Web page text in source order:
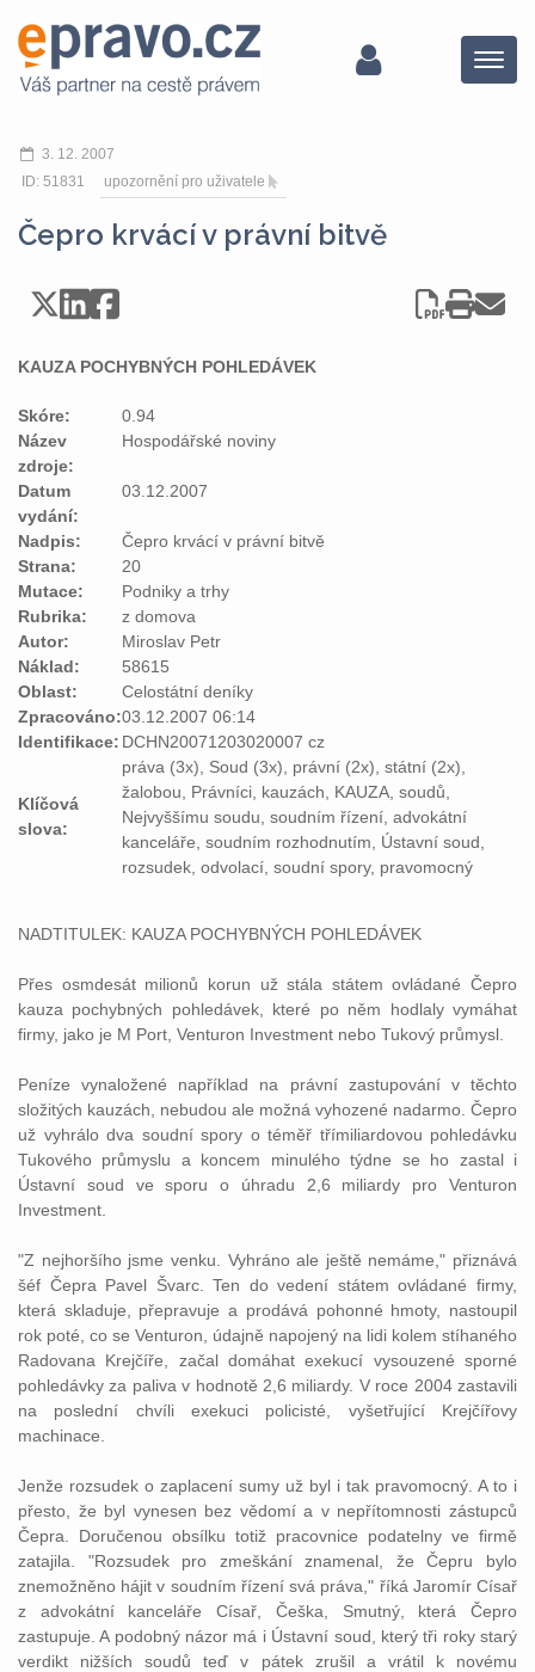
Menu
3. 12. 2007
ID: 51831
upozornění pro uživatele
Čepro krvácí v právní bitvě
KAUZA POCHYBNÝCH POHLEDÁVEK
Skóre:
0.94
Název
zdroje:
Hospodářské noviny
Datum
vydání:
03.12.2007
Nadpis:
Čepro krvácí v právní bitvě
Strana:
20
Mutace:
Podniky a trhy
Rubrika:
z domova
Autor:
Miroslav Petr
Náklad:
58615
Oblast:
Celostátní deníky
Zpracováno:03.12.2007 06:14
Identifikace: DCHN20071203020007 cz
Klíčová
slova:
práva (3x), Soud (3x), právní (2x), státní (2x),
žalobou, Právníci, kauzách, KAUZA, soudů,
Nejvyššímu soudu, soudním řízení, advokátní
kanceláře, soudním rozhodnutím, Ústavní soud,
rozsudek, odvolací, soudní spory, pravomocný
NADTITULEK: KAUZAPOCHYBNÝCH POHLEDÁVEK
Přes osmdesát milionů korun už stála státem ovládané Čepro
kauza pochybných pohledávek, které po něm hodlaly vymáhat
firmy, jako je M Port, Venturon Investment nebo Tukový průmysl.
Peníze vynaložené například na právnízastupování v těchto
složitých kauzách , nebudou ale možná vyhozené nadarmo. Čepro
už vyhrálo dva soudní spory o téměř třímiliardovou pohledávku
Tukového průmyslu a koncem minulého týdne se ho zastal i
Ústavní
soud ve sporu o úhradu 2,6 miliardy pro Venturon
Investment.
"Z nejhoršího jsme venku. Vyhráno ale ještě nemáme," přiznává
šéf Čepra Pavel Švarc. Ten do vedení státem ovládané firmy,
která skladuje, přepravuje a prodává pohonné hmoty, nastoupil
rok poté, co se Venturon, údajně napojený na lidi kolem stíhaného
Radovana Krejčíře, začal domáhat exekucí vysouzené sporné
pohledávky za paliva v hodnotě 2,6 miliardy. V roce 2004 zastavili
na poslední chvíli exekuci policisté, vyšetřující Krejčířovy
machinace.
Jenže rozsudek o zaplacení sumy už byl i tak pravomocný . A to i
přesto, že byl vynesen bez vědomí a v nepřítomnosti zástupců
Čepra. Doručenou obsílku totiž pracovnice podatelny ve firmě
zatajila. "Rozsudekpro zmeškání znamenal, že Čepru bylo
znemožněno hájit v soudním řízenísvá práva ," říká Jaromír Císař
z advokátní kanceláře Císař, Češka, Smutný, která Čepro
zastupuje. A podobný názor má i Ústavní soud , který tři roky starý
verdikt nižšíchsoudů teď v pátek zrušil a vrátil k novému